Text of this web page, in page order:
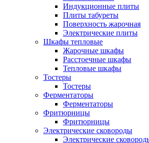
Индукционные плиты
Плиты табуреты
Поверхность жарочная
Электрические плиты
Шкафы тепловые
Жарочные шкафы
Расстоечные шкафы
Тепловые шкафы
Тостеры
Тостеры
Ферментаторы
Ферментаторы
Фритюрницы
Фритюрницы
Электрические сковороды
Электрические